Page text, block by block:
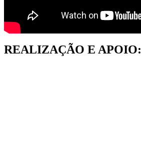
REALIZAÇÃO E APOIO: